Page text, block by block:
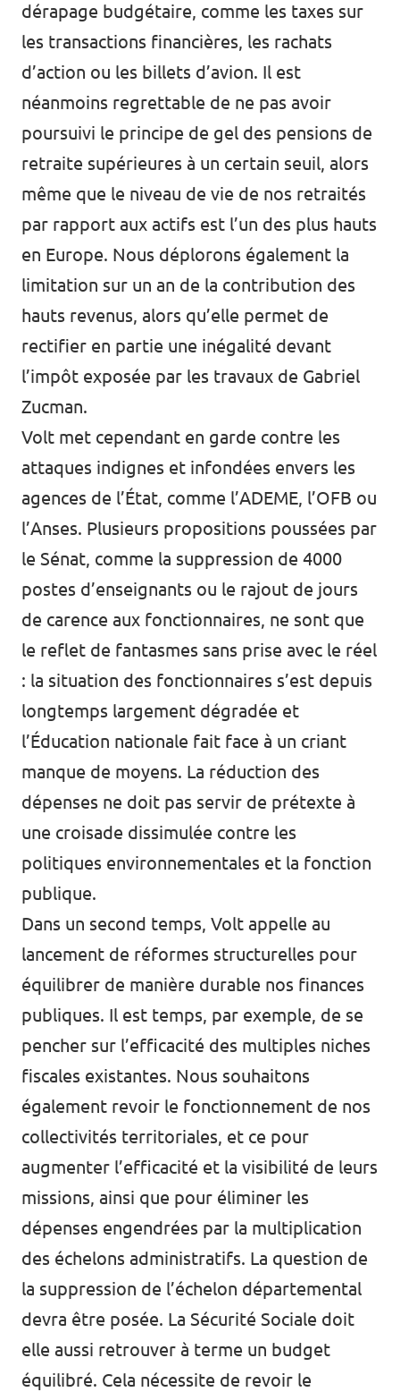
dérapage budgétaire, comme les taxes sur
les transactions financières, les rachats
d’action ou les billets d’avion. Il est
néanmoins regrettable de ne pas avoir
poursuivi le principe de gel des pensions de
retraite supérieures à un certain seuil, alors
même que le niveau de vie de nos retraités
par rapport aux actifs est l’un des plus hauts
en Europe. Nous déplorons également la
limitation sur un an de la contribution des
hauts revenus, alors qu’elle permet de
rectifier en partie une inégalité devant
l’impôt exposée par les travaux de Gabriel
Zucman.
Volt met cependant en garde contre les
attaques indignes et infondées envers les
agences de l’État, comme l’ADEME, l’OFB ou
l’Anses. Plusieurs propositions poussées par
le Sénat, comme la suppression de 4000
postes d’enseignants ou le rajout de jours
de carence aux fonctionnaires, ne sont que
le reflet de fantasmes sans prise avec le réel
: la situation des fonctionnaires s’est depuis
longtemps largement dégradée et
l’Éducation nationale fait face à un criant
manque de moyens. La réduction des
dépenses ne doit pas servir de prétexte à
une croisade dissimulée contre les
politiques environnementales et la fonction
publique.
Dans un second temps, Volt appelle au
lancement de réformes structurelles pour
équilibrer de manière durable nos finances
publiques. Il est temps, par exemple, de se
pencher sur l’efficacité des multiples niches
fiscales existantes. Nous souhaitons
également revoir le fonctionnement de nos
collectivités territoriales, et ce pour
augmenter l’efficacité et la visibilité de leurs
missions, ainsi que pour éliminer les
dépenses engendrées par la multiplication
des échelons administratifs. La question de
la suppression de l’échelon départemental
devra être posée. La Sécurité Sociale doit
elle aussi retrouver à terme un budget
équilibré. Cela nécessite de revoir le